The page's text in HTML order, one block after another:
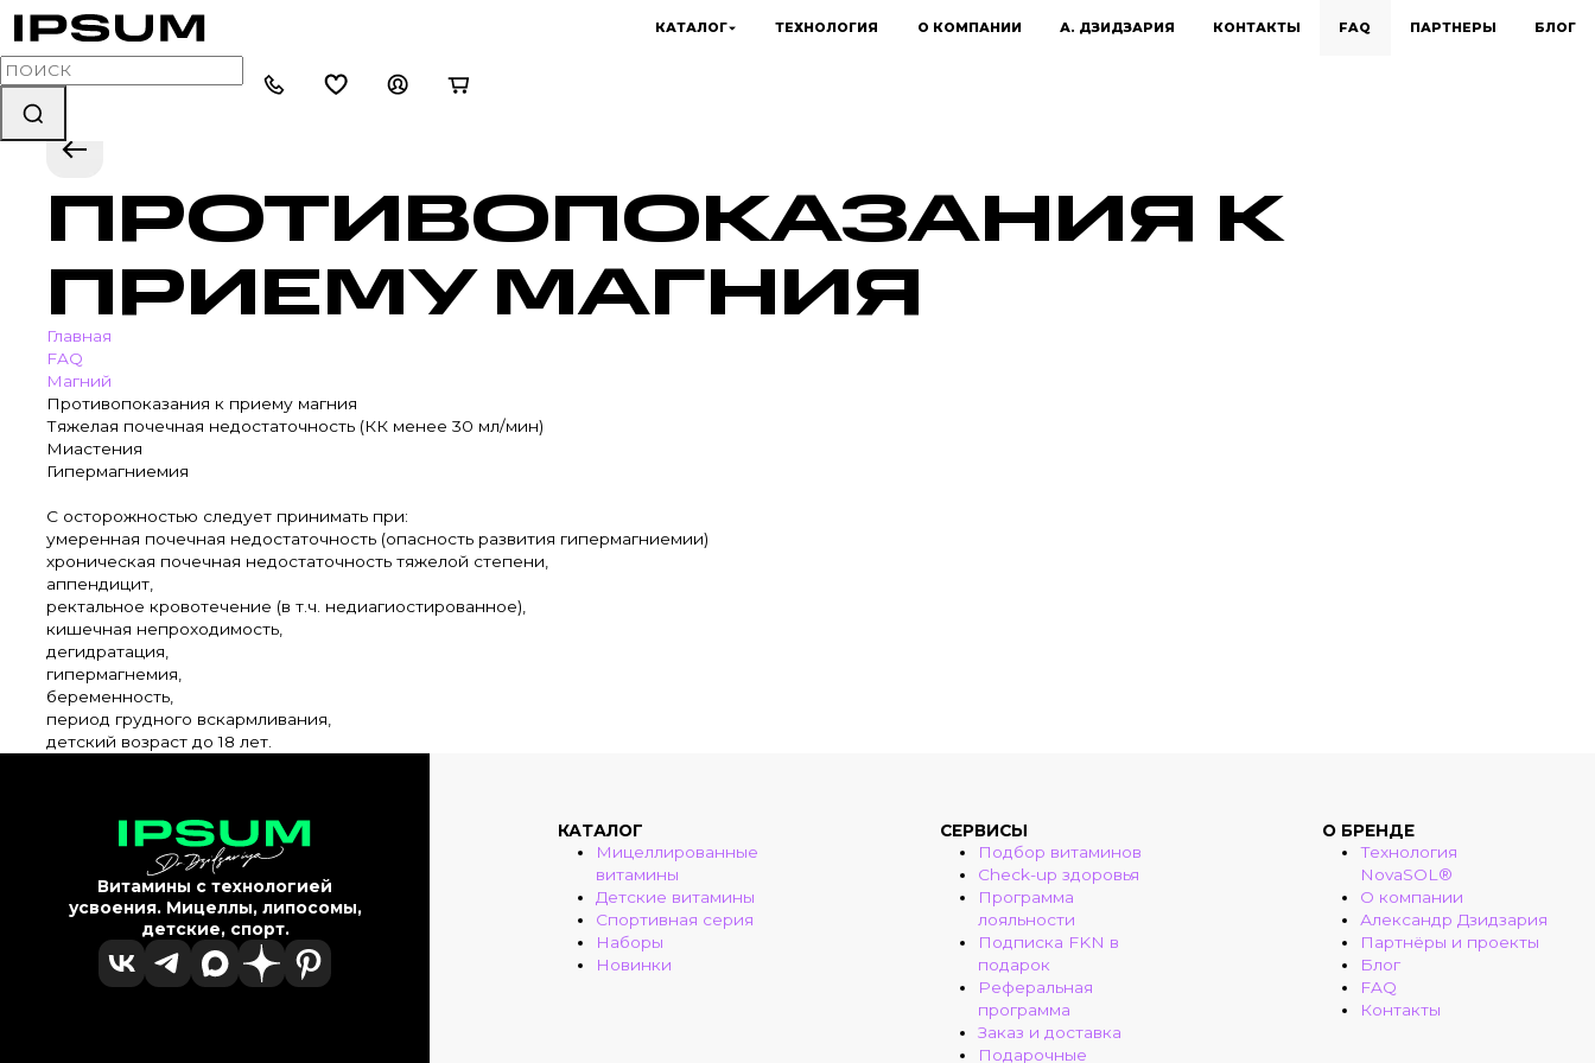
КАТАЛОГ ТЕХНОЛОГИЯ О КОМПАНИИ А. ДЗИДЗАРИЯ КОНТАКТЫ FAQ ПАРТНЕРЫ БЛОГ
ПРОТИВОПОКАЗАНИЯ К
ПРИЕМУ МАГНИЯ
Главная
FAQ
Магний
Противопоказания к приему магния
Тяжелая почечная недостаточность (КК менее 30 мл/мин)
Миастения
Гипермагниемия
С осторожностью следует принимать при:
умеренная почечная недостаточность (опасность развития гипермагниемии)
хроническая почечная недостаточность тяжелой степени,
аппендицит,
ректальное кровотечение (в т.ч. недиагиостированное),
кишечная непроходимость,
дегидратация,
гипермагнемия,
беременность,
период грудного вскармливания,
детский возраст до 18 лет.
Витамины с технологией
усвоения. Мицеллы, липосомы,
детские, спорт.
КАТАЛОГ
Мицеллированные
витамины
Детские витамины
Спортивная серия
Наборы
Новинки
СЕРВИСЫ
Подбор витаминов
Check-up здоровья
Программа
лояльности
Подписка FKN в
подарок
Реферальная
программа
Заказ и доставка
Подарочные
О БРЕНДЕ
Технология
NovaSOL®
О компании
Александр Дзидзария
Партнёры и проекты
Блог
FAQ
Контакты